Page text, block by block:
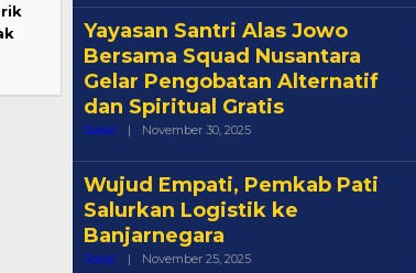
Yayasan Santri Alas Jowo
Bersama Squad Nusantara
Gelar Pengobatan Alternatif
dan Spiritual Gratis
Sosial | November 30, 2025Oleh
Wujud Empati, Pemkab Pati
Salurkan Logistik ke
Banjarnegara
Sosial | November 25, 2025Oleh